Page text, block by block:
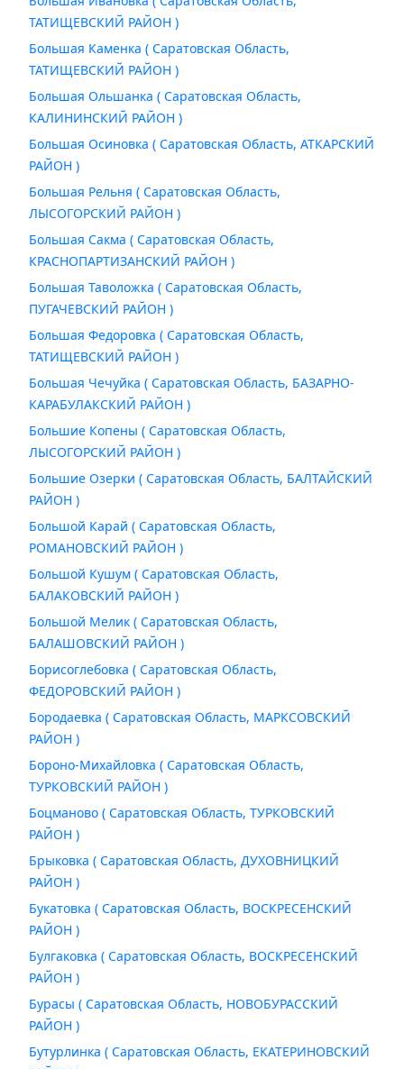
ТАТИЩЕВСКИЙ РАЙОН )
Большая Каменка ( Саратовская Область,
ТАТИЩЕВСКИЙ РАЙОН )
Большая Ольшанка ( Саратовская Область,
КАЛИНИНСКИЙ РАЙОН )
Большая Осиновка ( Саратовская Область, АТКАРСКИЙ
РАЙОН )
Большая Рельня ( Саратовская Область,
ЛЫСОГОРСКИЙ РАЙОН )
Большая Сакма ( Саратовская Область,
КРАСНОПАРТИЗАНСКИЙ РАЙОН )
Большая Таволожка ( Саратовская Область,
ПУГАЧЕВСКИЙ РАЙОН )
Большая Федоровка ( Саратовская Область,
ТАТИЩЕВСКИЙ РАЙОН )
Большая Чечуйка ( Саратовская Область, БАЗАРНО-
КАРАБУЛАКСКИЙ РАЙОН )
Большие Копены ( Саратовская Область,
ЛЫСОГОРСКИЙ РАЙОН )
Большие Озерки ( Саратовская Область, БАЛТАЙСКИЙ
РАЙОН )
Большой Карай ( Саратовская Область,
РОМАНОВСКИЙ РАЙОН )
Большой Кушум ( Саратовская Область,
БАЛАКОВСКИЙ РАЙОН )
Большой Мелик ( Саратовская Область,
БАЛАШОВСКИЙ РАЙОН )
Борисоглебовка ( Саратовская Область,
ФЕДОРОВСКИЙ РАЙОН )
Бородаевка ( Саратовская Область, МАРКСОВСКИЙ
РАЙОН )
Бороно-Михайловка ( Саратовская Область,
ТУРКОВСКИЙ РАЙОН )
Боцманово ( Саратовская Область, ТУРКОВСКИЙ
РАЙОН )
Брыковка ( Саратовская Область, ДУХОВНИЦКИЙ
РАЙОН )
Букатовка ( Саратовская Область, ВОСКРЕСЕНСКИЙ
РАЙОН )
Булгаковка ( Саратовская Область, ВОСКРЕСЕНСКИЙ
РАЙОН )
Бурасы ( Саратовская Область, НОВОБУРАССКИЙ
РАЙОН )
Бутурлинка ( Саратовская Область, ЕКАТЕРИНОВСКИЙ